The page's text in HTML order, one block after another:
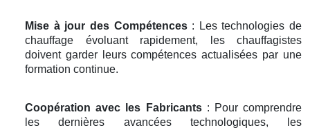
Mise à jour des Compétences: Les technologies de
chauffage évoluant rapidement, les chauffagistes
doivent garder leurs compétences actualisées par une
formation continue.
Coopération avec les Fabricants: Pour comprendre
les dernières avancées technologiques, les